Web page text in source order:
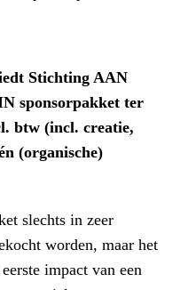
Stichting AAN
sponsorpakket ter
btw (incl. creatie,
(organische)
slechts in zeer
worden, maar het
impact van een